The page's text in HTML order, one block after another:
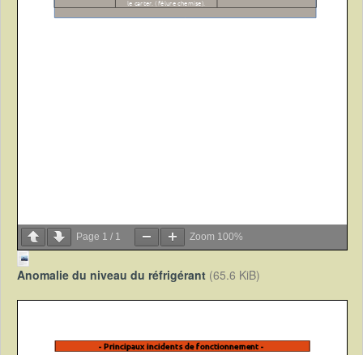
Page 1 / 1 Zoom 100%
Anomalie du niveau du réfrigérant (65.6 KiB)